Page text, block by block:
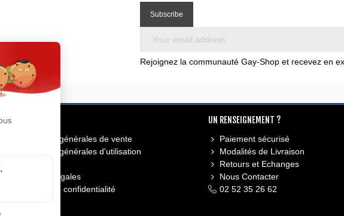
Rejoignez la communauté Gay-Shop et recevez en
GAY-SHOP
Conditions générales de vente
Conditions générales d'utilisation
Mentions légales
Politique de confidentialité
UN RENSEIGNEMENT ?
Paiement sécurisé
Modalités de Livraison
Retours et Echanges
Nous Contacter
02 52 35 26 62